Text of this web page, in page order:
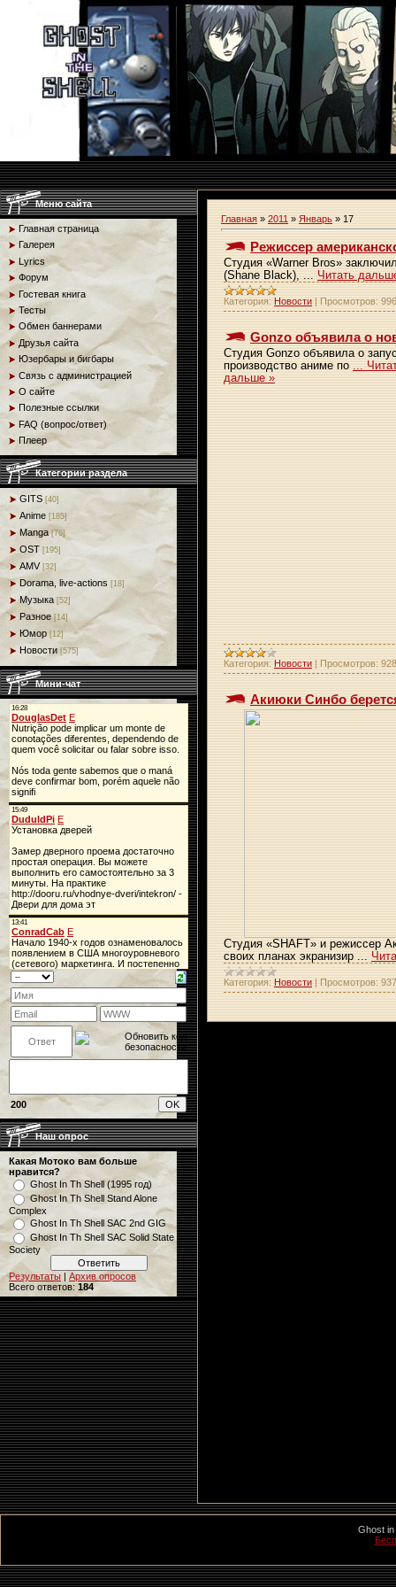
Меню сайта
Главная страница
Галерея
Lyrics
Форум
Гостевая книга
Тесты
Обмен баннерами
Друзья сайта
Юзербары и бигбары
Связь с администрацией
О сайте
Полезные ссылки
FAQ (вопрос/ответ)
Плеер
Категории раздела
GITS [40]
Anime [185]
Manga [76]
OST [195]
AMV [32]
Dorama, live-actions [18]
Музыка [52]
Разное [14]
Юмор [12]
Новости [575]
Мини-чат
200
Наш опрос
Какая Мотоко вам больше
нравится?
Ghost In Th Shell (1995 год)
Ghost In Th Shell Stand Alone
Complex
Ghost In Th Shell SAC 2nd GIG
Ghost In Th Shell SAC Solid State
Society
Результаты
Архив опросов
Всего ответов: 184
Главная » 2011 » Январь » 17
Режиссер
Студия «Warner Bros»
(Shane Black),
Читать
Категория: Новости | Просмотров: 996
Gonzo объявила о
Студия Gonzo объявила о
производство аниме по
дальше »
Категория: Новости | Просмотров: 928
Акиюки Синбо
Студия «SHAFT» и режиссер
своих планах экранизир
Категория: Новости | Просмотров: 937
Ghost